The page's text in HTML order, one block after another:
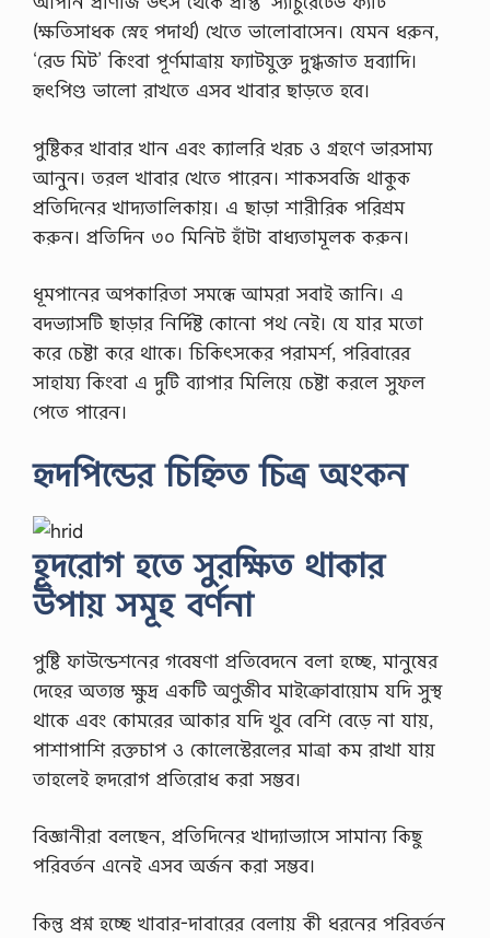
(ক্ষতিসাধক স্নেহ পদার্থ) খেতে ভালোবাসেন। যেমন ধরুন,
‘রেড মিট’ কিংবা পূর্ণমাত্রায় ফ্যাটযুক্ত দুগ্ধজাত দ্রব্যাদি।
হৃৎপিণ্ড ভালো রাখতে এসব খাবার ছাড়তে হবে।
পুষ্টিকর খাবার খান এবং ক্যালরি খরচ ও গ্রহণে ভারসাম্য
আনুন। তরল খাবার খেতে পারেন। শাকসবজি থাকুক
প্রতিদিনের খাদ্যতালিকায়। এ ছাড়া শারীরিক পরিশ্রম
করুন। প্রতিদিন ৩০ মিনিট হাঁটা বাধ্যতামূলক করুন।
ধূমপানের অপকারিতা সমন্ধে আমরা সবাই জানি। এ
বদভ্যাসটি ছাড়ার নির্দিষ্ট কোনো পথ নেই। যে যার মতো
করে চেষ্টা করে থাকে। চিকিৎসকের পরামর্শ, পরিবারের
সাহায্য কিংবা এ দুটি ব্যাপার মিলিয়ে চেষ্টা করলে সুফল
পেতে পারেন।
হৃদপিন্ডের চিহ্নিত চিত্র অংকন
হূদরোগ হতে সুরক্ষিত থাকার
উপায় সমূহ বর্ণনা
পুষ্টি ফাউন্ডেশনের গবেষণা প্রতিবেদনে বলা হচ্ছে, মানুষের
দেহের অত্যন্ত ক্ষুদ্র একটি অণুজীব মাইক্রোবায়োম যদি সুস্থ
থাকে এবং কোমরের আকার যদি খুব বেশি বেড়ে না যায়,
পাশাপাশি রক্তচাপ ও কোলেস্টেরলের মাত্রা কম রাখা যায়
তাহলেই হৃদরোগ প্রতিরোধ করা সম্ভব।
বিজ্ঞানীরা বলছেন, প্রতিদিনের খাদ্যাভ্যাসে সামান্য কিছু
পরিবর্তন এনেই এসব অর্জন করা সম্ভব।
কিন্তু প্রশ্ন হচ্ছে খাবার-দাবারের বেলায় কী ধরনের পরিবর্তন